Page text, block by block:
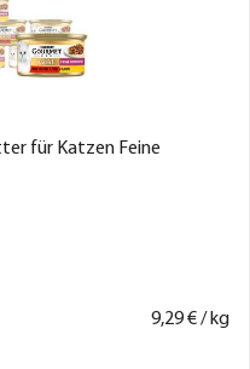
für Katzen Feine
9,29€ / kg